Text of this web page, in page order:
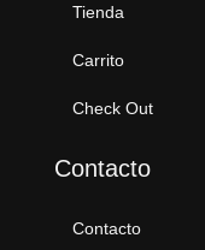
Tienda
Carrito
Check Out
Contacto
Contacto